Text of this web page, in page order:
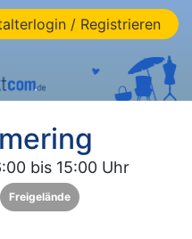
/ Registrieren
bis 15:00 Uhr
Freigelände